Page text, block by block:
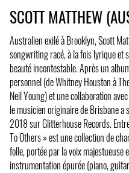
SCOTT MATTHEW
Australien exilé à Brooklyn, Scott
songwriting racé, à la fois lyrique et
beauté incontestable. Après un
personnel (de Whitney Houston à
Neil Young) et une collaboration
le musicien originaire de Brisbane
2018 sur Glitterhouse Records.
To Others » est une collection de
folle, portée par la voix
instrumentation épurée (piano,